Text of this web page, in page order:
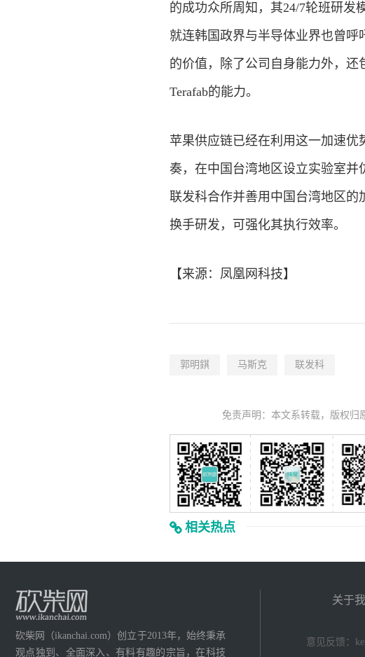
的成功众所周知，其24/7轮班研发
就连韩国政界与半导体业界也曾
的价值，除了公司自身能力外，
Terafab的能力。
苹果供应链已经在利用这一加速
奏，在中国台湾地区设立实验室并
联发科合作并善用中国台湾地区
换手研发，可强化其执行效率。
【来源： 凤凰网科技】
郭明錤 马斯克 联发科
免责声明：本文系转载，版权归
相关热点
砍柴网（ikanchai.com）创立于2013年，始终秉承
观点独到、全面深入、有料有趣的宗旨，在科技
关于我
意见反馈：